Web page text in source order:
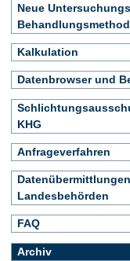
Neue
Kalkulation
Datenbrowser und
KHG
Anfrageverfahren
Landesbehörden
FAQ
Archiv